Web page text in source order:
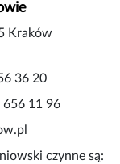
Kraków
36 20
656 11 96
czynne są: